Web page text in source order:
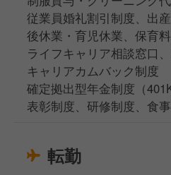
従業員婚礼割引制度、出
後休業・育児休業、保育
ライフキャリア相談窓口、
キャリアカムバック制度
確定拠出型年金制度（401K
表彰制度、研修制度、食
転勤